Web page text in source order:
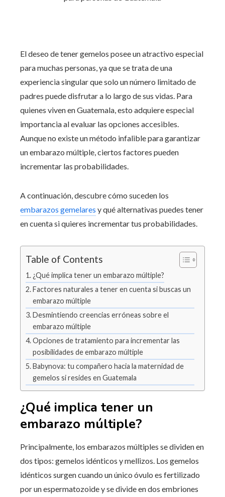
El deseo de tener gemelos posee un atractivo especial
para muchas personas, ya que se trata de una
experiencia singular que solo un número limitado de
padres puede disfrutar a lo largo de sus vidas. Para
quienes viven en Guatemala, esto adquiere especial
importancia al evaluar las opciones accesibles.
Aunque no existe un método infalible para garantizar
un embarazo múltiple, ciertos factores pueden
incrementar las probabilidades.
A continuación, descubre cómo suceden los
embarazos gemelares y qué alternativas puedes tener
en cuenta si quieres incrementar tus probabilidades.
Table of Contents
¿Qué implica tener un embarazo múltiple?
Factores naturales a tener en cuenta si buscas un
embarazo múltiple
Desmintiendo creencias erróneas sobre el
embarazo múltiple
Opciones de tratamiento para incrementar las
posibilidades de embarazo múltiple
Babynova: tu compañero hacia la maternidad de
gemelos si resides en Guatemala
¿Qué implica tener un
embarazo múltiple?
Principalmente, los embarazos múltiples se dividen en
dos tipos: gemelos idénticos y mellizos. Los gemelos
idénticos surgen cuando un único óvulo es fertilizado
por un espermatozoide y se divide en dos embriones